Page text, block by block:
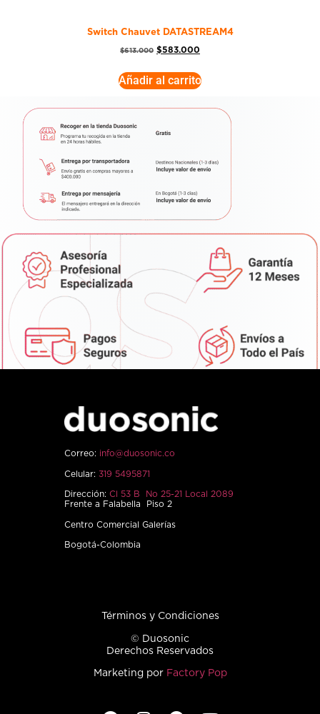
Switch Chauvet DATASTREAM4
$613.000 $583.000
Añadir al carrito
Correo: info@duosonic.co
Celular: 319 5495871
Dirección: Cl 53 B No 25-21 Local 2089
Frente a Falabella Piso 2
Centro Comercial Galerías
Bogotá-Colombia
Términos y Condiciones
© Duosonic
Derechos Reservados
Marketing por Factory Pop